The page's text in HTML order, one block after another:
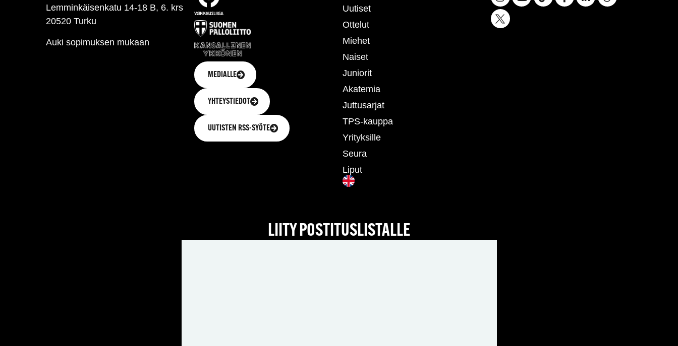
Lemminkäisenkatu 14-18 B, 6. krs
20520 Turku
Auki sopimuksen mukaan
MEDIALLE
YHTEYSTIEDOT
UUTISTEN RSS-SYÖTE
Uutiset
Ottelut
Miehet
Naiset
Juniorit
Akatemia
Juttusarjat
TPS-kauppa
Yrityksille
Seura
Liput
LIITY POSTITUSLISTALLE